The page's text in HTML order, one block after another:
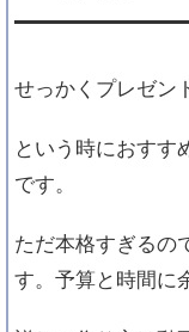
せっかくプレゼン
という時におすす
です。
ただ本格すぎるの
す。予算と時間に